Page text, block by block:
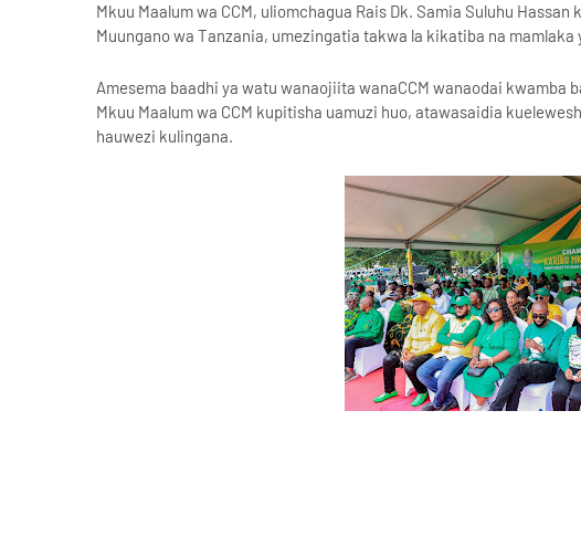
Mkuu Maalum wa CCM, uliomchagua Rais Dk. Samia Suluhu
Muungano wa Tanzania, umezingatia takwa la kikatiba na mamlaka
Amesema baadhi ya watu wanaojiita wanaCCM wanaodai kwamba
Mkuu Maalum wa CCM kupitisha uamuzi huo, atawasaidia
hauwezi kulingana.